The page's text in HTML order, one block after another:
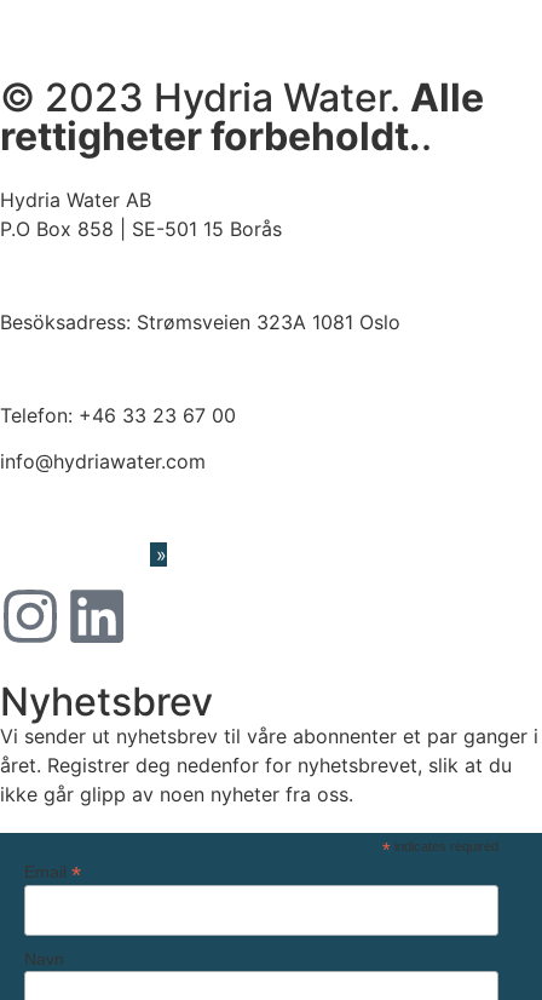
© 2023 Hydria Water. Alle
rettigheter forbeholdt..
Hydria Water AB
P.O Box 858 | SE-501 15 Borås
Besöksadress: Strømsveien 323A 1081 Oslo
Telefon: +46 33 23 67 00
info@hydriawater.com
»
Nyhetsbrev
Vi sender ut nyhetsbrev til våre abonnenter et par ganger i
året. Registrer deg nedenfor for nyhetsbrevet, slik at du
ikke går glipp av noen nyheter fra oss.
*indicates required
Email *
Navn